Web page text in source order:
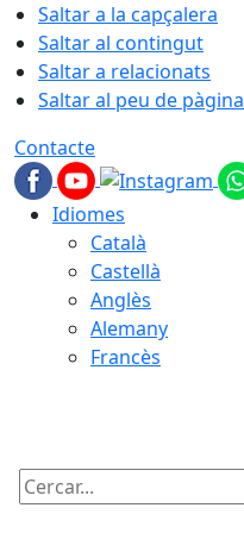
Saltar a la capçalera
Saltar al contingut
Saltar a relacionats
Saltar al peu de pàgina
Contacte
Idiomes
Català
Castellà
Anglès
Alemany
Francès
Cercar: